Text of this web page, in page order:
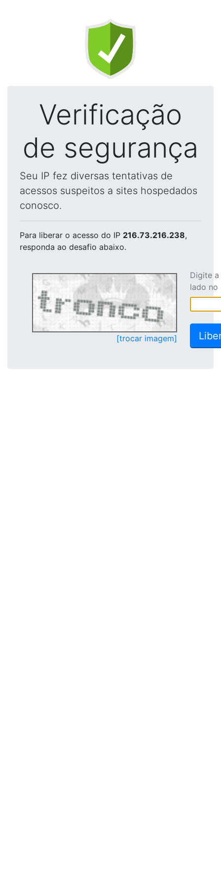
Verificação
de segurança
Seu IP fez diversas tentativas de
acessos suspeitos a sites hospedados
conosco.
Para liberar o acesso do IP 216.73.216.238,
responda ao desafio abaixo.
[trocar imagem]
Digite
lado no